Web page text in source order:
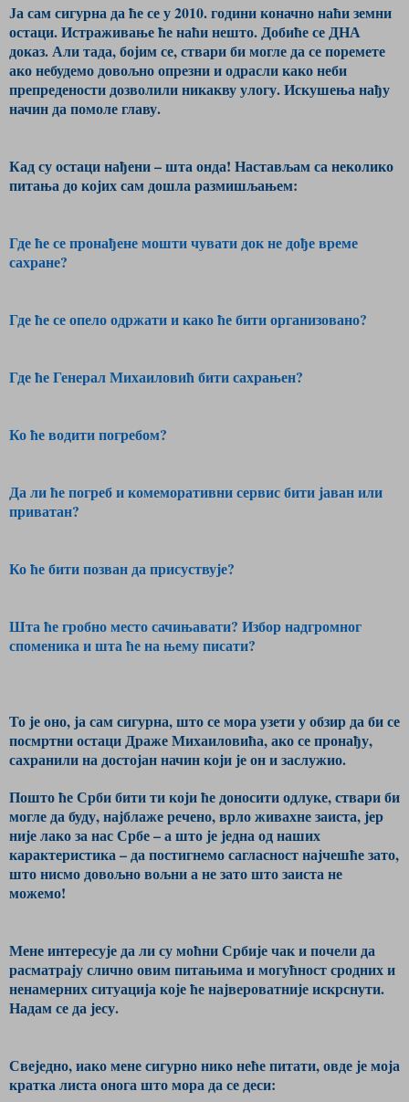
Ја сам сигурна да ће се у 2010. години коначно наћи земни
остаци. Истраживање ће наћи нешто. Добиће се ДНА
доказ. Али тада, бојим се, ствари би могле да се поремете
ако небудемо довољно опрезни и одрасли како неби
препредености дозволили никакву улогу. Искушења нађу
начин да помоле главу.
Кад су остаци нађени – шта онда! Настављам са неколико
питања до којих сам дошла размишљањем:
Где ће се пронађене мошти чувати док не дође време
сахране?
Где ће се опело одржати и како ће бити организовано?
Где ће Генерал Михаиловић бити сахрањен?
Ко ће водити погребом?
Да ли ће погреб и комеморативни сервис бити јаван или
приватан?
Ко ће бити позван да присуствује?
Шта ће гробно место сачињавати? Избор надгромног
споменика и шта ће на њему писати?
То је оно, ја сам сигурна, што се мора узети у обзир да би се
посмртни остаци Драже Михаиловића, ако се пронађу,
сахранили на достојан начин који је он и заслужио.
Пошто ће Срби бити ти који ће доносити одлуке, ствари би
могле да буду, најблаже речено, врло живахне заиста, јер
није лако за нас Србе – а што је једна од наших
карактеристика – да постигнемо сагласност најчешће зато,
што нисмо довољно вољни а не зато што заиста не
можемо!
Мене интересује да ли су моћни Србије чак и почели да
расматрају слично овим питањима и могућност сродних и
ненамерних ситуација које ће највероватније искрснути.
Надам се да јесу.
Свеједно, иако мене сигурно нико неће питати, овде је моја
кратка листа онога што мора да се деси: